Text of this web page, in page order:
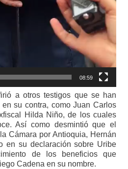
08:59
a otros testigos que se han
su contra, como Juan Carlos
Hilda Niño, de los cuales
Así como desmintió que el
Cámara por Antioquia, Hernán
en su declaración sobre Uribe
de los beneficios que
Cadena en su nombre.